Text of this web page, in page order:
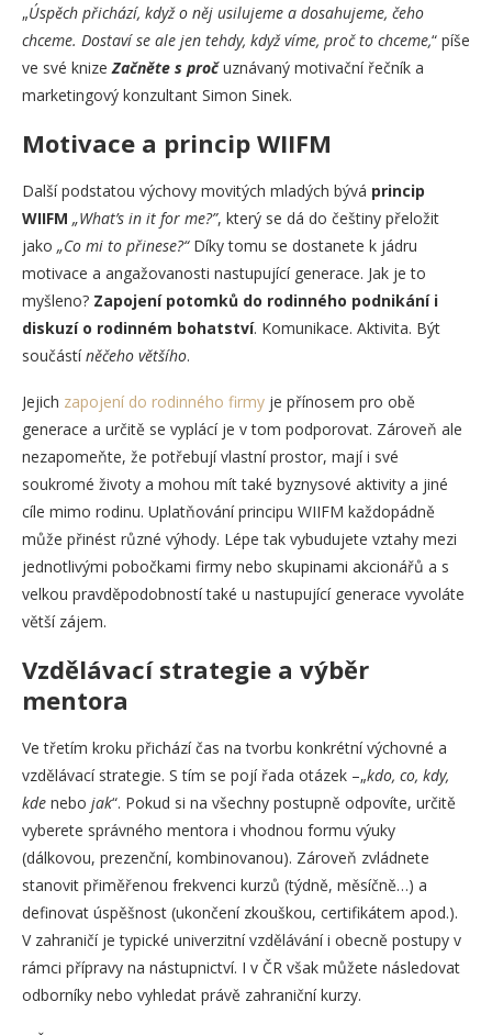
„Úspěch přichází, když o něj usilujeme a dosahujeme, čeho
chceme. Dostaví se ale jen tehdy, když víme, proč to chceme,“ píše
ve své knizeZačněte s pročuznávaný motivační řečník a
marketingový konzultant Simon Sinek.
Motivace a princip WIIFM
Další podstatou výchovy movitých mladých bývá princip
WIIFM „What’s in it for me?”, který se dá do češtiny přeložit
jako „Co mi to přinese?“Díky tomu se dostanete k jádru
motivace a angažovanosti nastupující generace. Jak je to
myšleno? Zapojení potomků do rodinného podnikání i
diskuzí o rodinném bohatství. Komunikace. Aktivita. Být
součástíněčeho většího.
Jejich zapojení do rodinného firmy je přínosem pro obě
generace a určitě se vyplácí je v tom podporovat. Zároveň ale
nezapomeňte, že potřebují vlastní prostor, mají i své
soukromé životy a mohou mít také byznysové aktivity a jiné
cíle mimo rodinu. Uplatňování principu WIIFM každopádně
může přinést různé výhody. Lépe tak vybudujete vztahy mezi
jednotlivými pobočkami firmy nebo skupinami akcionářů a s
velkou pravděpodobností také u nastupující generace vyvoláte
větší zájem.
Vzdělávací strategie a výběr
mentora
Ve třetím kroku přichází čas na tvorbu konkrétní výchovné a
vzdělávací strategie. S tím se pojí řada otázek –„kdo, co, kdy,
kde nebo jak“. Pokud si na všechny postupně odpovíte, určitě
vyberete správného mentora i vhodnou formu výuky
(dálkovou, prezenční, kombinovanou). Zároveň zvládnete
stanovit přiměřenou frekvenci kurzů (týdně, měsíčně…) a
definovat úspěšnost (ukončení zkouškou, certifikátem apod.).
V zahraničí je typické univerzitní vzdělávání i obecně postupy v
rámci přípravy na nástupnictví. I v ČR však můžete následovat
odborníky nebo vyhledat právě zahraniční kurzy.